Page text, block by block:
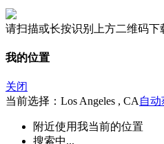
请扫描或长按识别上方二维码下
我的位置
关闭
当前选择：Los Angeles , CA 自动
附近使用我当前的位置
搜索中...